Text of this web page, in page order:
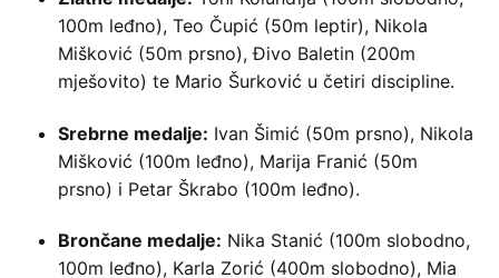
100m leđno), Teo Čupić (50m leptir), Nikola
Mišković (50m prsno), Đivo Baletin (200m
mješovito) te Mario Šurković u četiri discipline.
Srebrne medalje: Ivan Šimić (50m prsno), Nikola
Mišković (100m leđno), Marija Franić (50m
prsno) i Petar Škrabo (100m leđno).
Brončane medalje: Nika Stanić (100m slobodno,
100m leđno), Karla Zorić (400m slobodno), Mia